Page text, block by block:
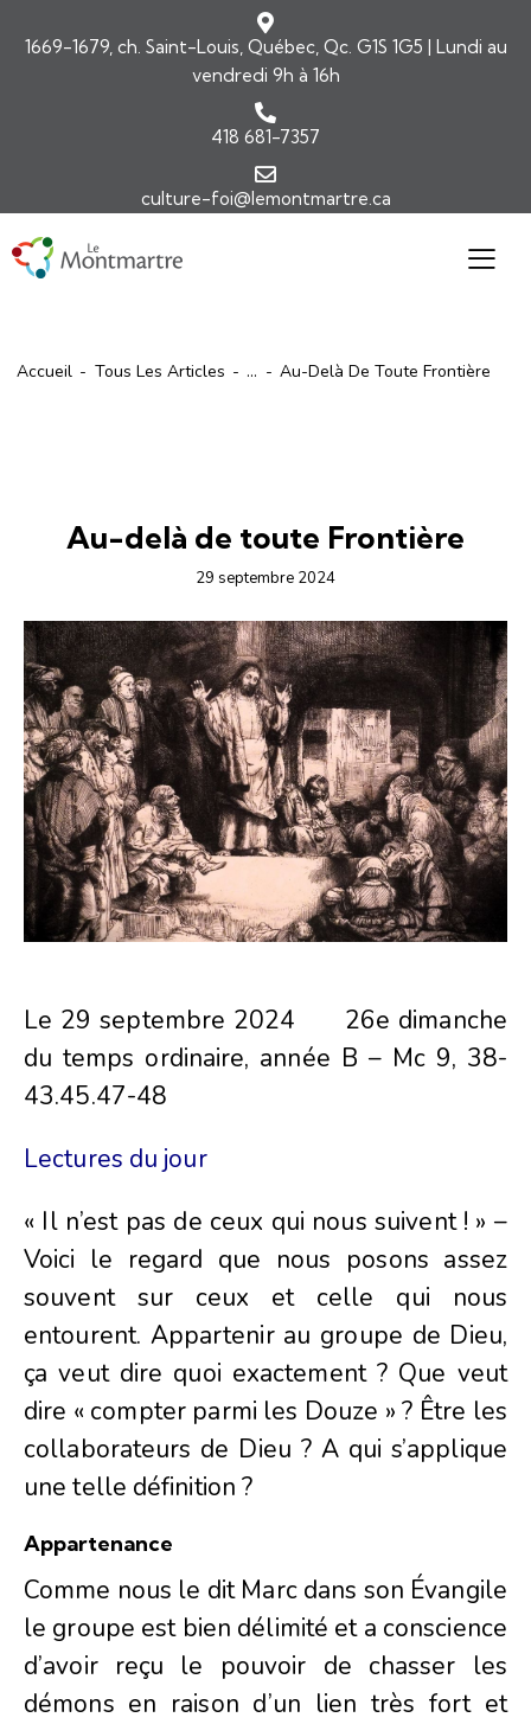
1669-1679, ch. Saint-Louis, Québec, Qc. G1S 1G5 | Lundi au
vendredi 9h à 16h
418 681-7357
culture-foi@lemontmartre.ca
Accueil Tous Les Articles ... Au-Delà De Toute Frontière
Au-delà de toute Frontière
29 septembre 2024
Le 29 septembre 2024 26e dimanche
du temps ordinaire, année B – Mc 9, 38-
43.45.47-48
Lectures du jour
« Il n’est pas de ceux qui nous suivent ! » –
Voici le regard que nous posons assez
souvent sur ceux et celle qui nous
entourent. Appartenir au groupe de Dieu,
ça veut dire quoi exactement ? Que veut
dire « compter parmi les Douze » ? Être les
collaborateurs de Dieu ? A qui s’applique
une telle définition ?
Appartenance
Comme nous le dit Marc dans son Évangile
le groupe est bien délimité et a conscience
d’avoir reçu le pouvoir de chasser les
démons en raison d’un lien très fort et